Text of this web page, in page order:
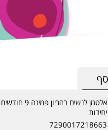
יחידות
7290017218663